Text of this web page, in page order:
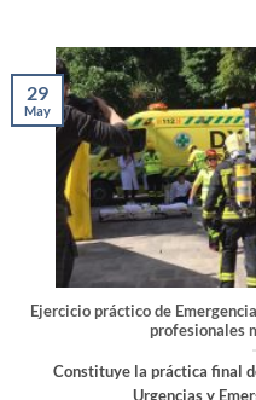
Ejercicio práctico de
profesionales
Constituye la práctica final
Urgencias y
29
May